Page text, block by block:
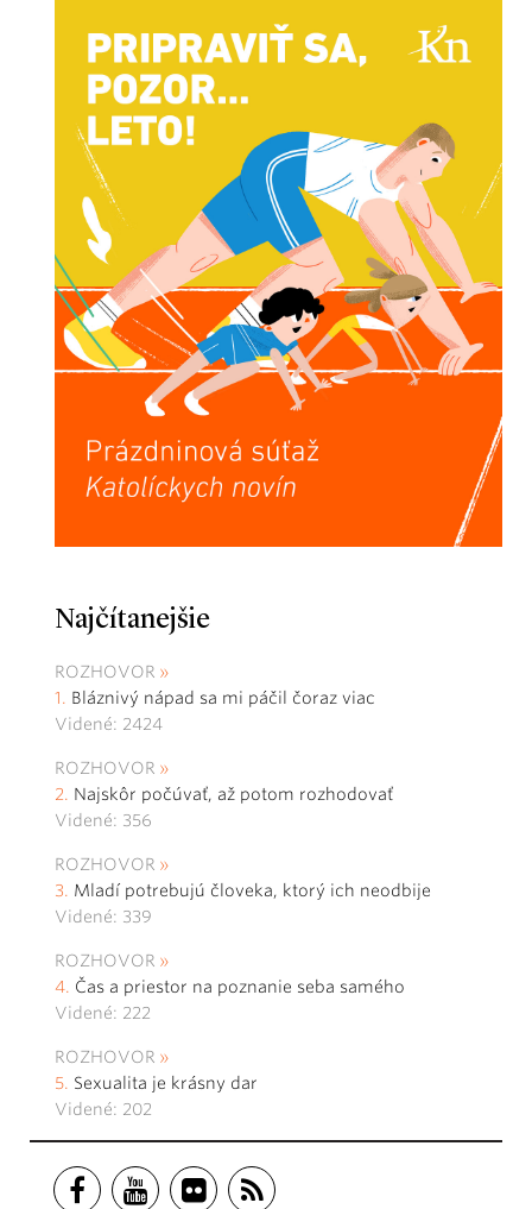
Najčítanejšie
ROZHOVOR
Bláznivý nápad sa mi páčil čoraz viac
Videné: 2424
ROZHOVOR
Najskôr počúvať, až potom rozhodovať
Videné: 356
ROZHOVOR
Mladí potrebujú človeka, ktorý ich neodbije
Videné: 339
ROZHOVOR
Čas a priestor na poznanie seba samého
Videné: 222
ROZHOVOR
Sexualita je krásny dar
Videné: 202